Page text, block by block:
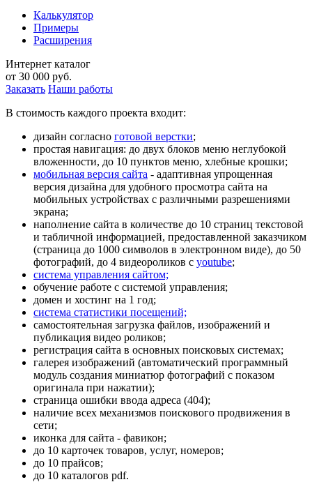
Калькулятор
Примеры
Расширения
Интернет каталог
от 30 000 руб.
Заказать Наши работы
В стоимость каждого проекта входит:
дизайн согласно готовой верстки;
простая навигация: до двух блоков меню неглубокой
вложенности, до 10 пунктов меню, хлебные крошки;
мобильная версия сайта - адаптивная упрощенная
версия дизайна для удобного просмотра сайта на
мобильных устройствах с различными разрешениями
экрана;
наполнение сайта в количестве до 10 страниц текстовой
и табличной информацией, предоставленной заказчиком
(страница до 1000 символов в электронном виде), до 50
фотографий, до 4 видеороликов с youtube;
система управления сайтом;
обучение работе с системой управления;
домен и хостинг на 1 год;
система статистики посещений;
самостоятельная загрузка файлов, изображений и
публикация видео роликов;
регистрация сайта в основных поисковых системах;
галерея изображений (автоматический программный
модуль создания миниатюр фотографий с показом
оригинала при нажатии);
страница ошибки ввода адреса (404);
наличие всех механизмов поискового продвижения в
сети;
иконка для сайта - фавикон;
до 10 карточек товаров, услуг, номеров;
до 10 прайсов;
до 10 каталогов pdf.